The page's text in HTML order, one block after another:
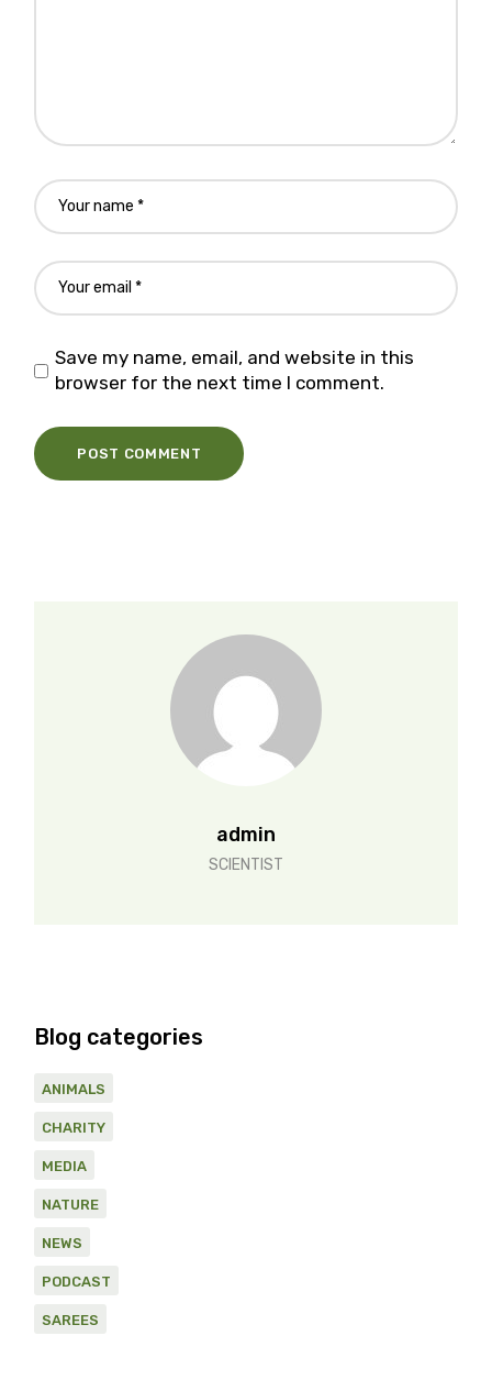
Save my name, email, and website in this
browser for the next time I comment.
POST COMMENT
admin
SCIENTIST
Blog categories
ANIMALS
CHARITY
MEDIA
NATURE
NEWS
PODCAST
SAREES